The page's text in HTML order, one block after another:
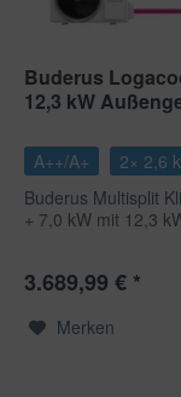
Buderus
12,3 kW
A++/A+ 2× 2,6
Buderus Multisplit
+ 7,0 kW mit 12,3
3.689,99 € *
Merken